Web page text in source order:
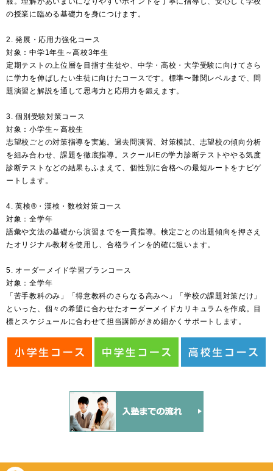
の授業に臨める基礎力を身につけます。
2. 発展・応用力強化コース
対象：中学1年生～高校3年生
定期テストの上位層を目指す生徒や、中学・高校・大学受験に向けてさら
に学力を伸ばしたい生徒に向けたコースです。標準〜難関レベルまで、問
題演習と解説を通して思考力と応用力を鍛えます。
3. 個別受験対策コース
対象：小学生～高校生
志望校ごとの対策指導を実施。過去問演習、対策模試、志望校の傾向分析
を組み合わせ、課題を徹底指導。スクールIEの学力診断テストややる気度
診断テストなどの結果もふまえて、個性別に合格への最短ルートをナビゲ
ートします。
4. 英検®・漢検・数検対策コース
対象：全学年
語彙や文法の基礎から演習までを一貫指導。検定ごとの出題傾向を押さえ
たオリジナル教材を使用し、合格ラインを的確に狙います。
5. オーダーメイド学習プランコース
対象：全学年
「苦手教科のみ」「得意教科のさらなる高みへ」「学校の課題対策だけ」
といった、個々の希望に合わせたオーダーメイドカリキュラムを作成。目
標とスケジュールに合わせて担当講師がきめ細かくサポートします。